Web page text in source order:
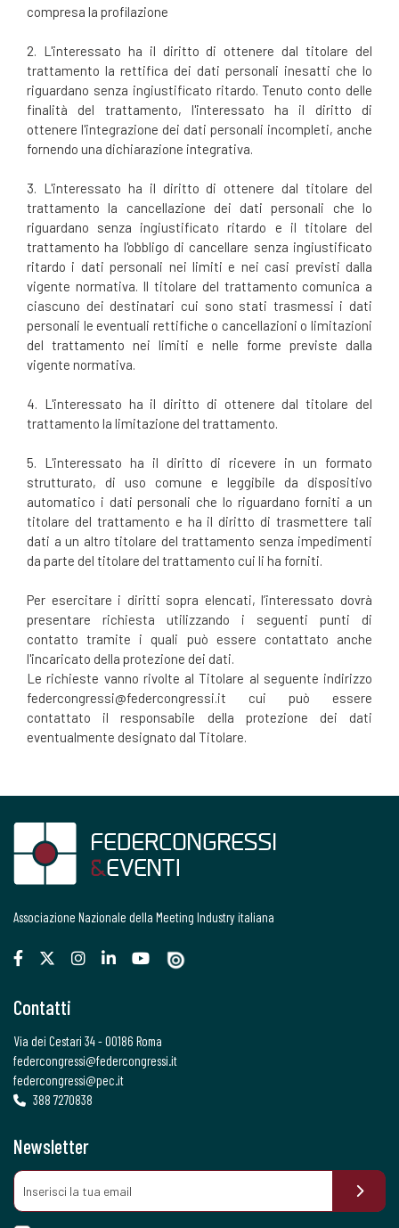
compresa la profilazione
2. L'interessato ha il diritto di ottenere dal titolare del
trattamento la rettifica dei dati personali inesatti che lo
riguardano senza ingiustificato ritardo. Tenuto conto delle
finalità del trattamento, l'interessato ha il diritto di
ottenere l'integrazione dei dati personali incompleti, anche
fornendo una dichiarazione integrativa.
3. L'interessato ha il diritto di ottenere dal titolare del
trattamento la cancellazione dei dati personali che lo
riguardano senza ingiustificato ritardo e il titolare del
trattamento ha l'obbligo di cancellare senza ingiustificato
ritardo i dati personali nei limiti e nei casi previsti dalla
vigente normativa. Il titolare del trattamento comunica a
ciascuno dei destinatari cui sono stati trasmessi i dati
personali le eventuali rettifiche o cancellazioni o limitazioni
del trattamento nei limiti e nelle forme previste dalla
vigente normativa.
4. L'interessato ha il diritto di ottenere dal titolare del
trattamento la limitazione del trattamento.
5. L'interessato ha il diritto di ricevere in un formato
strutturato, di uso comune e leggibile da dispositivo
automatico i dati personali che lo riguardano forniti a un
titolare del trattamento e ha il diritto di trasmettere tali
dati a un altro titolare del trattamento senza impedimenti
da parte del titolare del trattamento cui li ha forniti.
Per esercitare i diritti sopra elencati, l’interessato dovrà
presentare richiesta utilizzando i seguenti punti di
contatto tramite i quali può essere contattato anche
l'incaricato della protezione dei dati.
Le richieste vanno rivolte al Titolare al seguente indirizzo
federcongressi@federcongressi.it cui può essere
contattato il responsabile della protezione dei dati
eventualmente designato dal Titolare.
Associazione Nazionale della Meeting Industry italiana
Contatti
Via dei Cestari 34 - 00186 Roma
federcongressi@federcongressi.it
federcongressi@pec.it
388 7270838
Newsletter